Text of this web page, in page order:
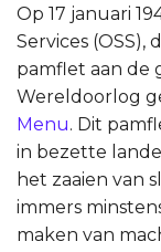
Op 17 januari
Services (OSS),
pamflet aan de
Wereldoorlog
Menu. Dit
in bezette
het zaaien van
immers
maken van